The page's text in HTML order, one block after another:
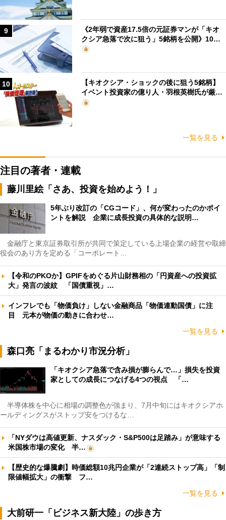
9
《2年弱で資産17.5倍の元証券マンが「キオ
クシア急落で次に狙う」5銘柄を公開》10…
10
【キオクシア・ショックの後に狙う5銘柄】
イベント投資家の億り人・羽根英樹氏が厳…
一覧を見る
注目の著者・連載
藤川里絵「さあ、投資を始めよう！」
5年ぶり改訂の「CGコード」、何が変わったのかポイ
ントを解説 企業に成長投資の具体的な説明…
金融庁と東京証券取引所が共同で策定している上場企業の経営や取締
役会のあり方を定める「コーポレート…
【令和のPKOか】GPIFをめぐる片山財務相の「円資産への投資拡
大」発言の波紋 「国債重視」…
インフレでも「物価負け」しない金融商品「物価連動国債」に注
目 元本が物価の動きに合わせ…
一覧を見る
森口亮「まるわかり市況分析」
「キオクシア急落で含み損が膨らんで…」損失を投資
家としての成長につなげる4つの視点 「…
半導体株を中心に相場の調整色が強まり、7月中旬にはキオクシアホ
ールディングスがストップ安をつけるな…
「NYダウは高値更新、ナスダック・S&P500は足踏み」が意味する
米国株市場の変化 半…
【歴史的な爆騰劇】時価総額10兆円企業が「2連続ストップ高」「制
限値幅拡大」の衝撃 フ…
一覧を見る
大前研一「ビジネス新大陸」の歩き方